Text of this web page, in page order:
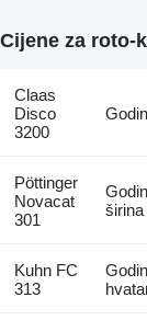
Cijene za roto-
Claas
Disco
3200
Pöttinger
Novacat
301
Kuhn FC
313